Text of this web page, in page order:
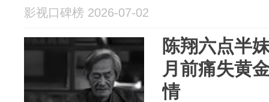
影视口碑榜 2026-07-02
陈翔六点半
月前痛失黄
情